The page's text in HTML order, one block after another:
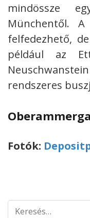
mindössze
Münchentől.
felfedezhető,
például az
rendszeres
Fotók:
Keresés: